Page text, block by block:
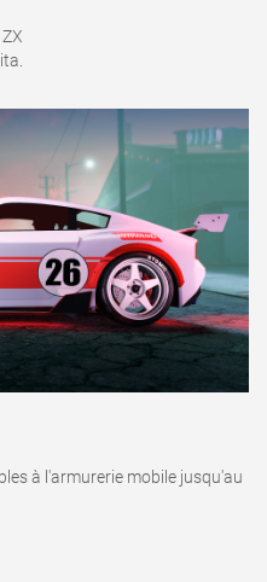
à l'armurerie mobile jusqu'au